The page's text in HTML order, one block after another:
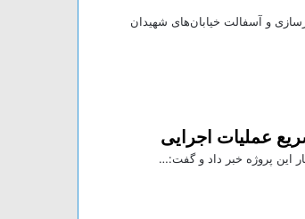
زیرسازی و آسفالت خیابان‌های شهیدان
عملیات اجرایی
این پروژه خبر داد و گفت:…